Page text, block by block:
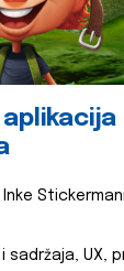
sadržaja, UX,